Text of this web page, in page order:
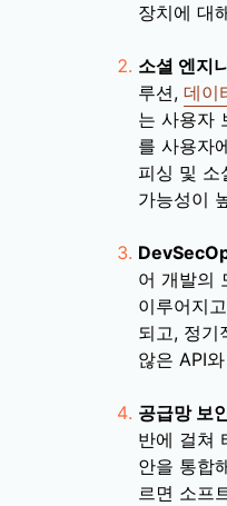
장치에 대
소셜 엔지
루션, 데이
는 사용자
를 사용자
피싱 및 소
가능성이
어 개발의
이루어지
되고, 정기
않은 API
공급망 보
반에 걸쳐
안을 통합
르면 소프